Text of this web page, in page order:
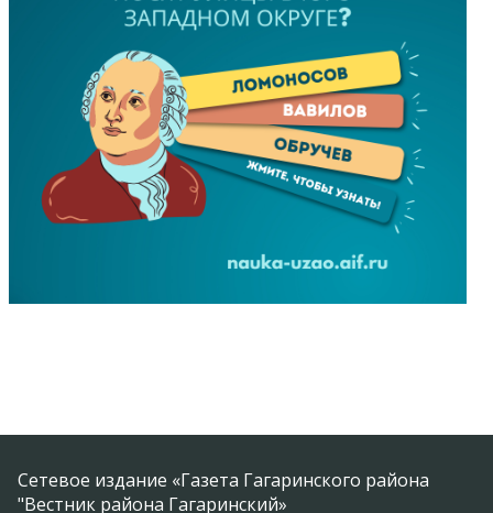
Сетевое издание «Газета Гагаринского района
"Вестник района Гагаринский»